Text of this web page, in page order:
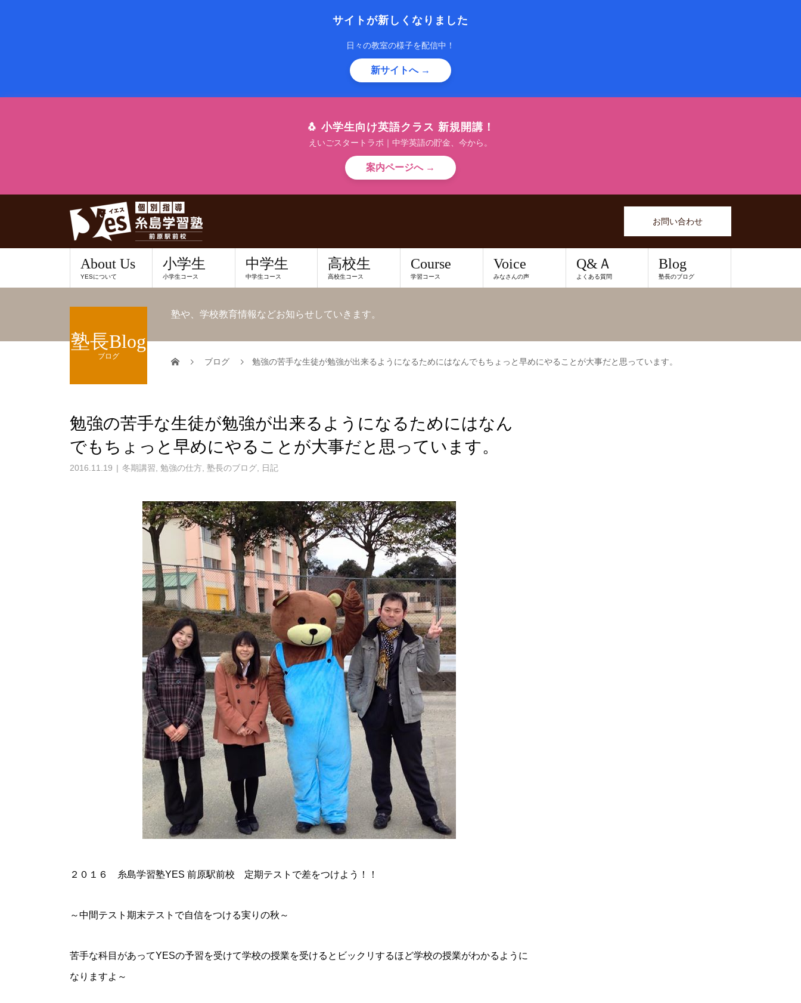
サイトが新しくなりました
日々の教室の様子を配信中！
新サイトへ →
🐧 小学生向け英語クラス 新規開講！
えいごスタートラボ｜中学英語の貯金、今から。
案内ページへ →
お問い合わせ
About Us
YESについて
小学生
小学生コース
中学生
中学生コース
高校生
高校生コース
Course
学習コース
Voice
みなさんの声
Q&Ａ
よくある質問
Blog
塾長のブログ
塾長Blog
ブログ
塾や、学校教育情報などお知らせしていきます。
ブログ 勉強の苦手な生徒が勉強が出来るようになるためにはなんでもちょっと早めにやることが大事だと思っています。
勉強の苦手な生徒が勉強が出来るようになるためにはなん
でもちょっと早めにやることが大事だと思っています。
2016.11.19 冬期講習, 勉強の仕方, 塾長のブログ, 日記
２０１６ 糸島学習塾YES 前原駅前校 定期テストで差をつけよう！！
～中間テスト期末テストで自信をつける実りの秋～
苦手な科目があってYESの予習を受けて学校の授業を受けるとビックリするほど学校の授業がわかるように
なりますよ～